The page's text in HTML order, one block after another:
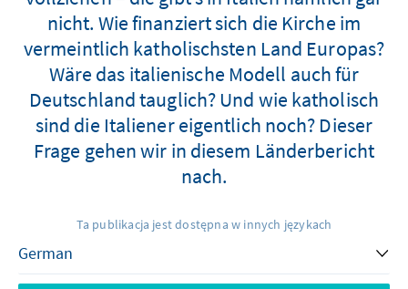
nicht. Wie finanziert sich die Kirche im
vermeintlich katholischsten Land Europas?
Wäre das italienische Modell auch für
Deutschland tauglich? Und wie katholisch
sind die Italiener eigentlich noch? Dieser
Frage gehen wir in diesem Länderbericht
nach.
Ta publikacja jest dostępna w innych językach